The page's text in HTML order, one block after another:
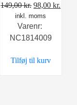
149,00kr. Den
oprindelige
pris
var:
98,00kr.
inkl. moms
Varenr:
NC1814009
Tilføj til kurv